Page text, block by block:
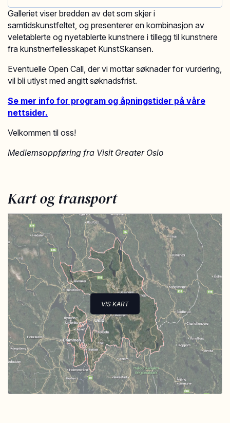
Galleriet viser bredden av det som skjer i
samtidskunstfeltet, og presenterer en kombinasjon av
veletablerte og nyetablerte kunstnere i tillegg til kunstnere
fra kunstnerfellesskapet KunstSkansen.
Eventuelle Open Call, der vi mottar søknader for vurdering,
vil bli utlyst med angitt søknadsfrist.
Se mer info for program og åpningstider på våre
nettsider.
Velkommen til oss!
Medlemsoppføring fra Visit Greater Oslo
Kart og transport
VIS KART